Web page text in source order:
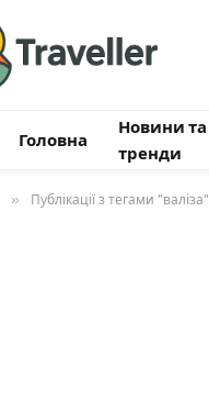
Головна
Новини та
тренди
» Публікації з тегами "валіза"